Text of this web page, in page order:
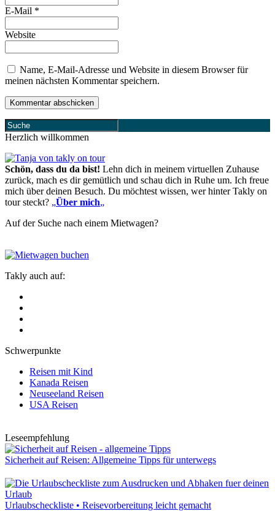
E-Mail *
Website
Name, E-Mail-Adresse und Website in diesem Browser für
meinen nächsten Kommentar speichern.
Herzlich willkommen
Schön, dass du da bist! Lehn dich in meinem virtuellen Zuhause
zurück, mach es dir gemütlich und schau dich in Ruhe um. Ich freue
mich über deinen Besuch. Du möchtest wissen, wer hinter Takly on
tour steckt? „Über mich„
Auf der Suche nach einem Mietwagen?
Takly auch auf:
Schwerpunkte
Reisen mit Kind
Kanada Reisen
Neuseeland Reisen
USA Reisen
Leseempfehlung
Sicherheit auf Reisen: Allgemeine Tipps für unterwegs
Urlaubscheckliste • Reisevorbereitung leicht gemacht